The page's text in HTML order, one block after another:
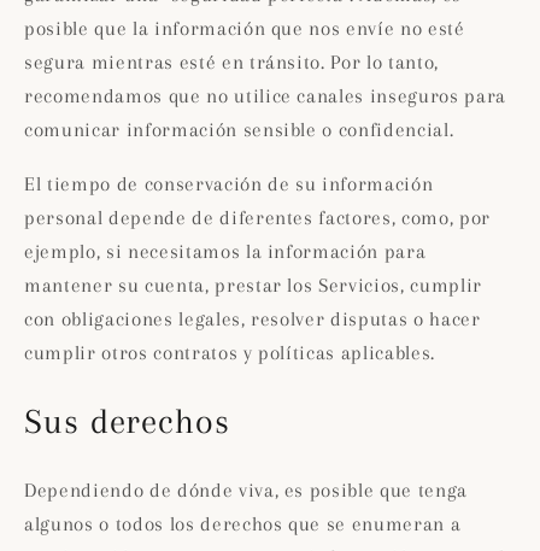
posible que la información que nos envíe no esté
segura mientras esté en tránsito. Por lo tanto,
recomendamos que no utilice canales inseguros para
comunicar información sensible o confidencial.
El tiempo de conservación de su información
personal depende de diferentes factores, como, por
ejemplo, si necesitamos la información para
mantener su cuenta, prestar los Servicios, cumplir
con obligaciones legales, resolver disputas o hacer
cumplir otros contratos y políticas aplicables.
Sus derechos
Dependiendo de dónde viva, es posible que tenga
algunos o todos los derechos que se enumeran a